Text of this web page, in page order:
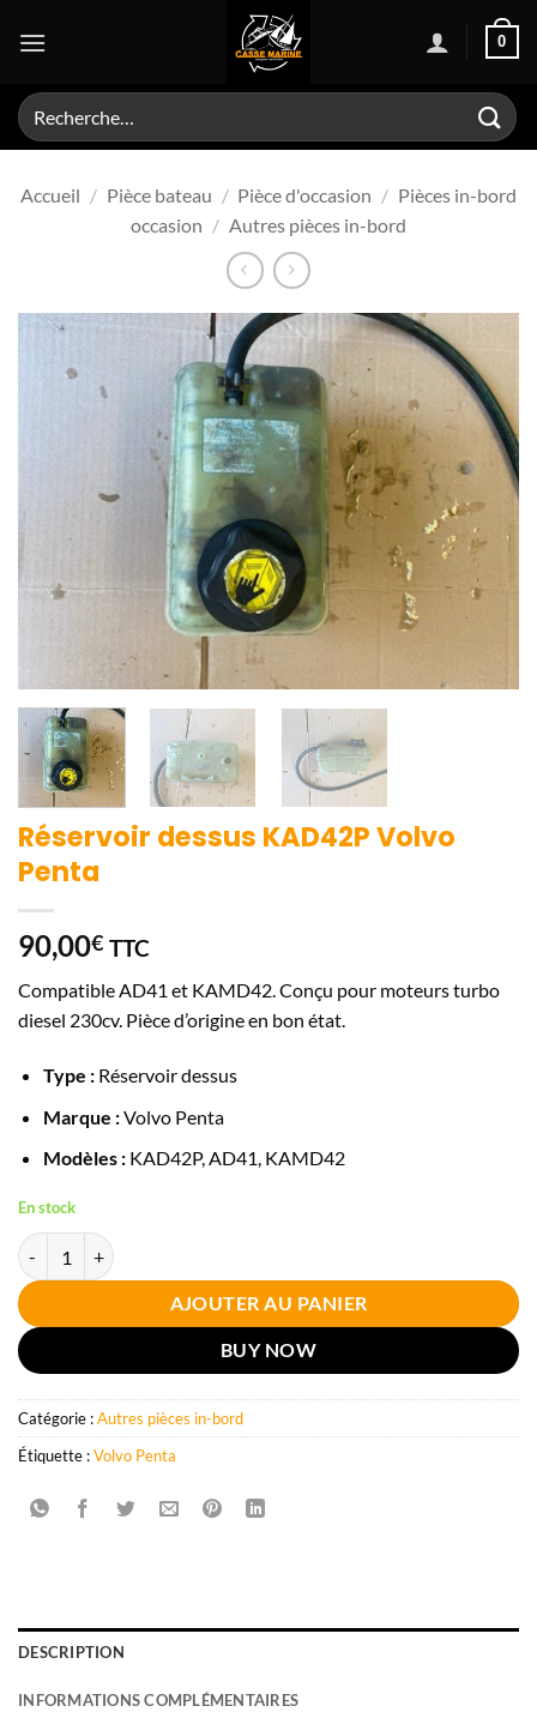
0
Recherche
pour :
Accueil / Pièce bateau / Pièce d'occasion / Pièces in-bord
occasion / Autres pièces in-bord
Réservoir dessus KAD42P Volvo
Penta
90,00€ TTC
Compatible AD41 et KAMD42. Conçu pour moteurs turbo
diesel 230cv. Pièce d’origine en bon état.
Type :Réservoir dessus
Marque :Volvo Penta
Modèles :KAD42P, AD41, KAMD42
En stock
quantité de Réservoir dessus KAD42P Volvo Penta
AJOUTER AU PANIER
BUY NOW
Catégorie :Autres pièces in-bord
Étiquette :Volvo Penta
DESCRIPTION
INFORMATIONS COMPLÉMENTAIRES